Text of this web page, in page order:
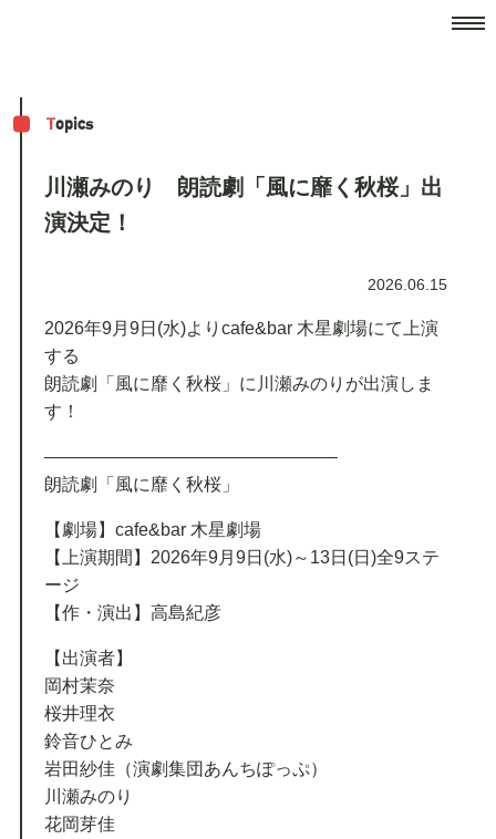
Topics
川瀬みのり 朗読劇「風に靡く秋桜」出
演決定！
2026.06.15
2026年9月9日(水)よりcafe&bar 木星劇場にて上演
する
朗読劇「風に靡く秋桜」に川瀬みのりが出演しま
す！
————————————————–
朗読劇「風に靡く秋桜」
【劇場】cafe&bar 木星劇場
【上演期間】2026年9月9日(水)～13日(日)全9ステ
ージ
【作・演出】高島紀彦
【出演者】
岡村茉奈
桜井理衣
鈴音ひとみ
岩田紗佳（演劇集団あんちぽっぷ）
川瀬みのり
花岡芽佳